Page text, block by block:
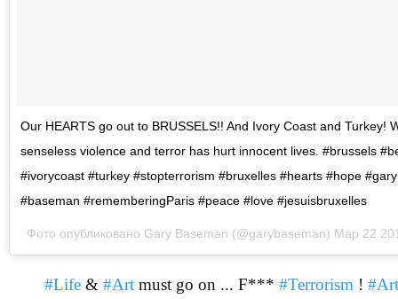
Our HEARTS go out to BRUSSELS!! And Ivory Coast and Turkey!
senseless violence and terror has hurt innocent lives. #brussels
#ivorycoast #turkey #stopterrorism #bruxelles #hearts #hope
#baseman #rememberingParis #peace #love #jesuisbruxelles
Фото опубликовано Gary Baseman (@garybaseman) Мар 22
#Life & #Art must go on ... F*** #Terrorism ! #Art